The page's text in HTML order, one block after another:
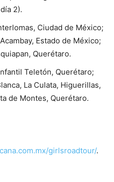
2).
Ciudad de México;
Estado de México;
Querétaro.
Teletón, Querétaro;
La Culata, Higuerillas,
de Montes, Querétaro.
girlsroadtour/.